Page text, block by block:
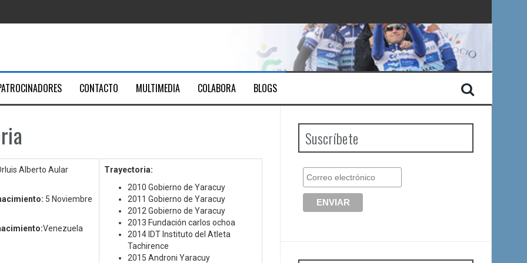
CONTACTO MULTIMEDIA COLABORA BLOGS
Alberto Aular
5 Noviembre
Venezuela
Trayectoria:
2010 Gobierno de Yaracuy
2011 Gobierno de Yaracuy
2012 Gobierno de Yaracuy
2013 Fundación carlos ochoa
2014 IDT Instituto del Atleta
Tachirence
2015 Androni Yaracuy
Suscríbete